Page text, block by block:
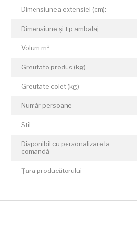
Dimensiunea extensiei (cm):
Dimensiune și tip ambalaj
Volum m³
Greutate produs (kg)
Greutate colet (kg)
Număr persoane
Stil
Disponibil cu personalizare la
comandă
Țara producătorului